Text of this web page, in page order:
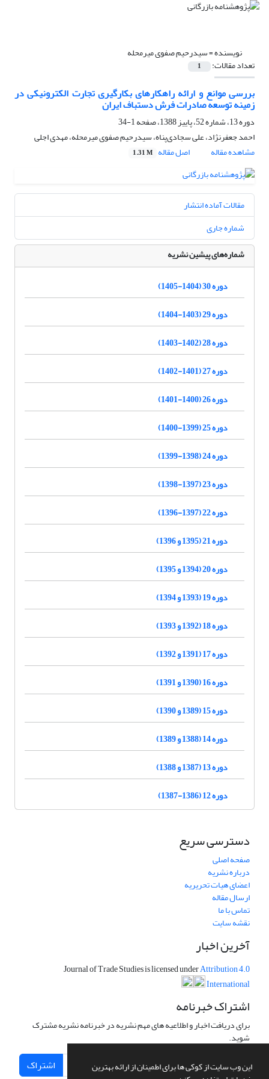
این وب سایت از کوکی ها برای اطمینان از ارائه بهترین
نویسنده =سیدرحیم صفوی میرمحله
تعداد مقالات: 1
بررسی موانع و ارائه راهکارهای بکارگیری تجارت الکترونیکی در
زمینه توسعه صادرات فرش دستباف ایران
دوره 13، شماره 52، پاییز 1388، صفحه
1-34
احمد جعفرنژاد، علی سجادی‌پناه، سیدرحیم صفوی میرمحله، مهدی اجلی
مشاهده مقاله
اصل مقاله 1.31 M
مقالات آماده انتشار
شماره جاری
شماره‌های پیشین نشریه
دوره 30 (1404-1405)
دوره 29 (1403-1404)
دوره 28 (1402-1403)
دوره 27 (1401-1402)
دوره 26 (1400-1401)
دوره 25 (1399-1400)
دوره 24 (1398-1399)
دوره 23 (1397-1398)
دوره 22 (1397-1396)
دوره 21 (1395 و 1396)
دوره 20 (1394 و 1395)
دوره 19 (1393 و 1394)
دوره 18 (1392 و 1393)
دوره 17 (1391 و 1392)
دوره 16 (1390 و 1391)
دوره 15 (1389 و 1390)
دوره 14 (1388 و 1389)
دوره 13 (1387 و 1388)
دوره 12 (1386-1387)
دسترسی سریع
صفحه اصلی
درباره نشریه
اعضای هیات تحریریه
ارسال مقاله
تماس با ما
نقشه سایت
آخرین اخبار
Journal of Trade Studies is licensed underAttribution 4.0
International
اشتراک خبرنامه
برای دریافت اخبار و اطلاعیه های مهم نشریه در خبرنامه نشریه مشترک
شوید.
اشتراک